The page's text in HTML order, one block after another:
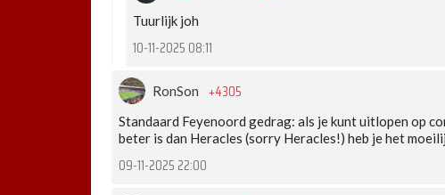
Tuurlijk joh
10-11-2025 08:11
RonSon +4305
Standaard Feyenoord gedrag: als je kunt uitlopen op
beter is dan Heracles (sorry Heracles!) heb je het
09-11-2025 22:00